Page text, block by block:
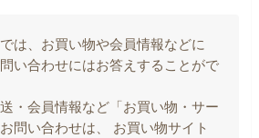
は、お買い物や会員情報などに
い合わせにはお答えすることがで
・会員情報など「お買い物・サー
問い合わせは、 お買い物サイト